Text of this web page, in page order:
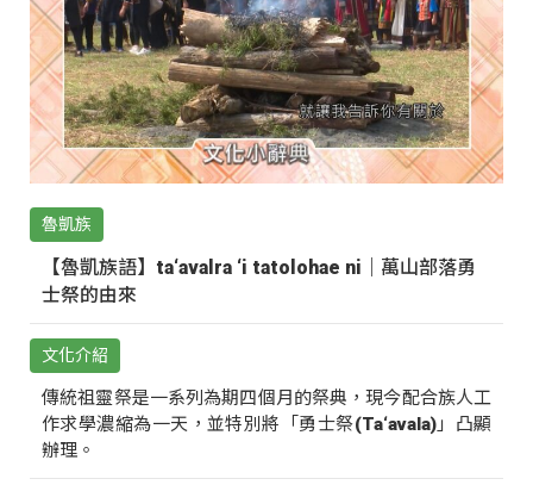
魯凱族
【魯凱族語】ta‘avalra ‘i tatolohae ni｜萬山部落勇
士祭的由來
文化介紹
傳統祖靈祭是一系列為期四個月的祭典，現今配合族人工
作求學濃縮為一天，並特別將「勇士祭(Ta‘avala)」凸顯
辦理。